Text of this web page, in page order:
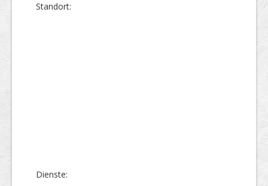
Stand­ort:
Dienste: